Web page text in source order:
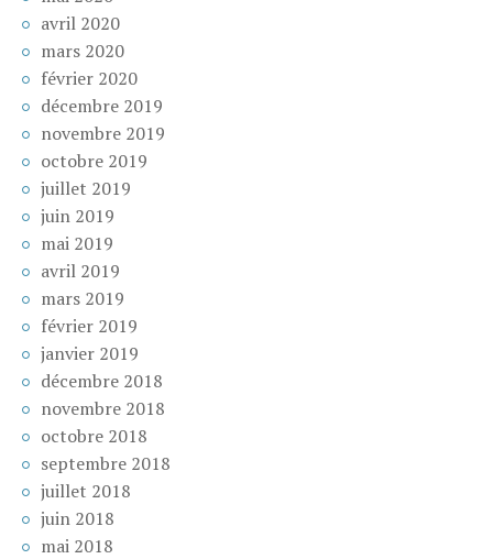
avril 2020
mars 2020
février 2020
décembre 2019
novembre 2019
octobre 2019
juillet 2019
juin 2019
mai 2019
avril 2019
mars 2019
février 2019
janvier 2019
décembre 2018
novembre 2018
octobre 2018
septembre 2018
juillet 2018
juin 2018
mai 2018